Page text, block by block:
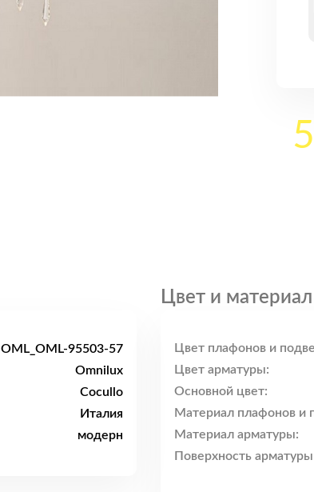
OML_OML-95503-57
Omnilux
Сocullo
Италия
модерн
Цвет и материал
Цвет плафонов и
Цвет арматуры:
Основной цвет:
Материал плафонов и
Материал арматуры:
Поверхность